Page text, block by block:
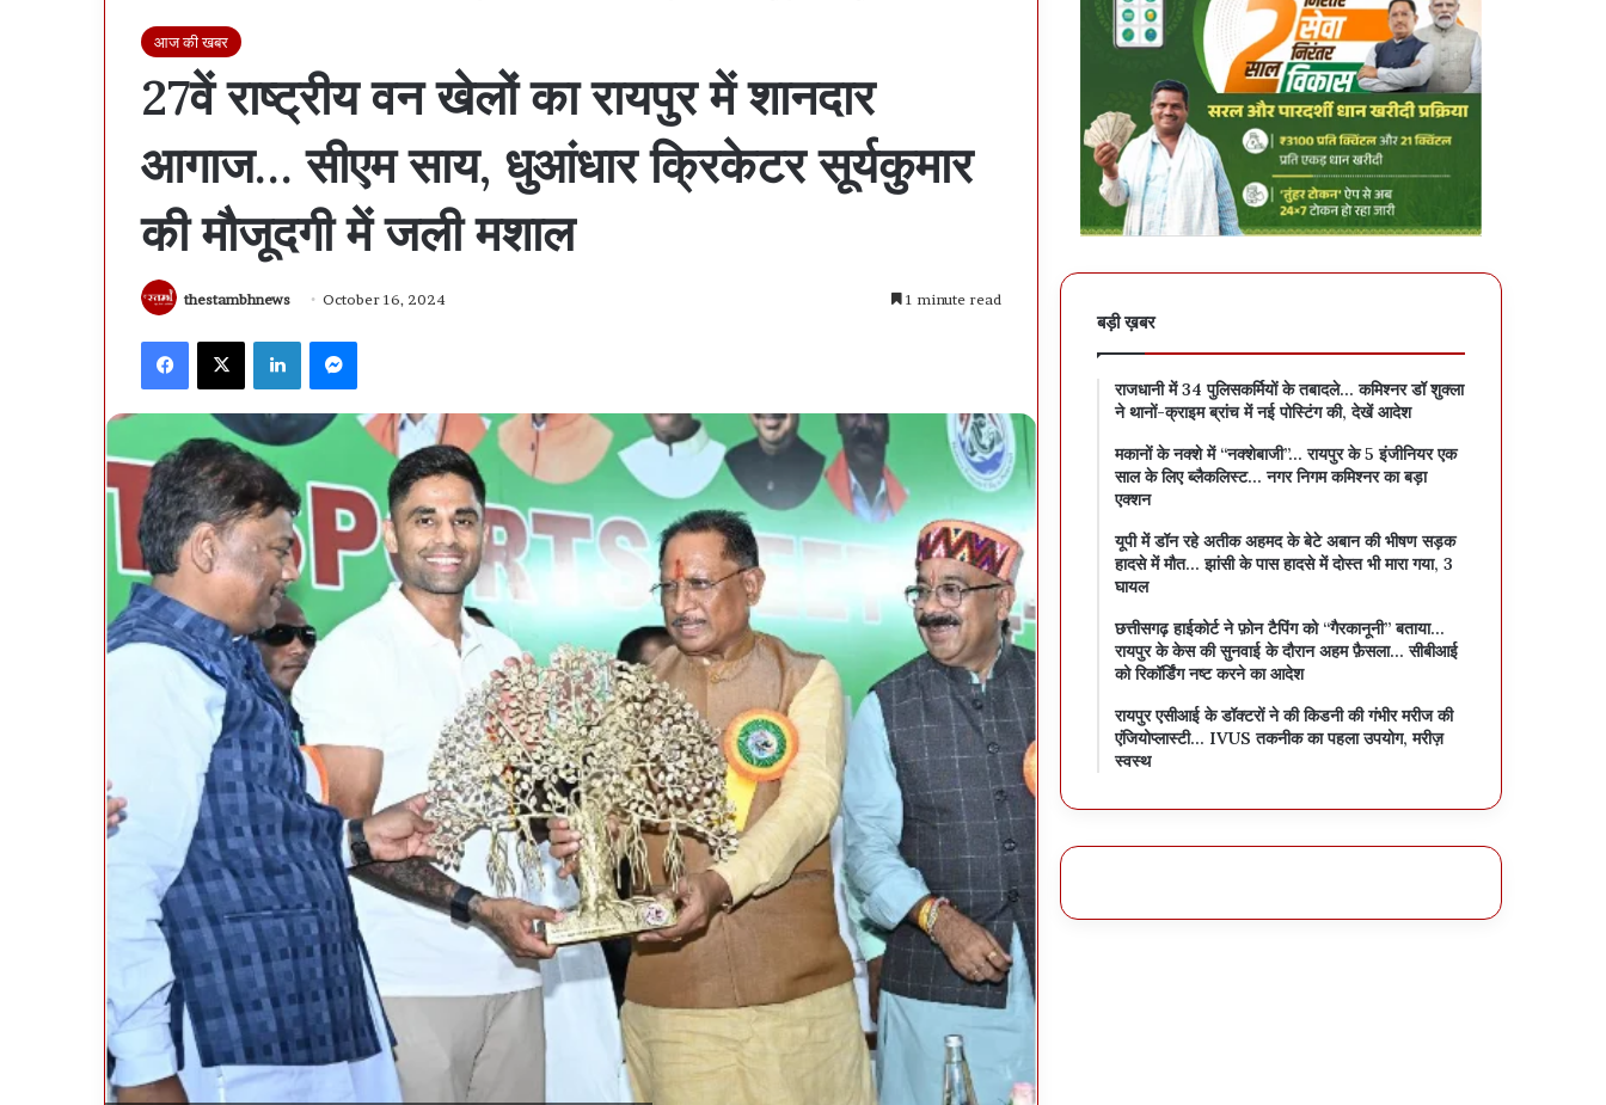
आज की खबर
27वें राष्ट्रीय वन खेलों का रायपुर में शानदार
आगाज… सीएम साय, धुआंधार क्रिकेटर सूर्यकुमार
की मौजूदगी में जली मशाल
thestambhnews October 16, 2024 1 minute read
Facebook X LinkedIn
बड़ी ख़बर
राजधानी में 34 पुलिसकर्मियों के तबादले… कमिश्नर डॉ शुक्ला
ने थानों-क्राइम ब्रांच में नई पोस्टिंग की, देखें आदेश
मकानों के नक्शे में “नक्शेबाजी”… रायपुर के 5 इंजीनियर एक
साल के लिए ब्लैकलिस्ट… नगर निगम कमिश्नर का बड़ा
एक्शन
यूपी में डॉन रहे अतीक अहमद के बेटे अबान की भीषण सड़क
हादसे में मौत… झांसी के पास हादसे में दोस्त भी मारा गया, 3
घायल
छत्तीसगढ़ हाईकोर्ट ने फ़ोन टैपिंग को “गैरकानूनी” बताया…
रायपुर के केस की सुनवाई के दौरान अहम फ़ैसला… सीबीआई
को रिकॉर्डिंग नष्ट करने का आदेश
रायपुर एसीआई के डॉक्टरों ने की किडनी की गंभीर मरीज की
एंजियोप्लास्टी… IVUS तकनीक का पहला उपयोग, मरीज़
स्वस्थ